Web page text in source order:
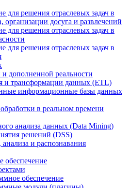
для решения отраслевых задач в
организации досуга и развлечений
для решения отраслевых задач в
для решения отраслевых задач в
дополненной реальности
и трансформации данных (ETL)
информационные базы данных
в реальном времени
анализа данных (Data Mining)
решений (DSS)
и распознавания
обеспечение
обеспечение